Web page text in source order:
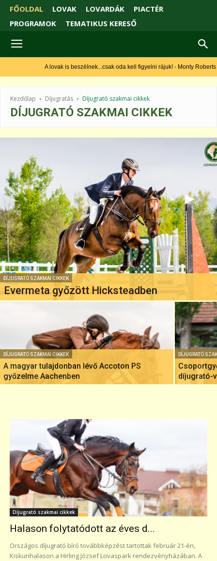
FŐOLDAL LOVAK LOVARDÁK
PIACTÉR
PROGRAMOK
TEMATIKUS KERESŐ
A lovak is beszélnek...csak oda kell figyelni rájuk! - Monty Roberts
Kezdőlap Díjugratás Díjugrató szakmai cikkek
DÍJUGRATÓ SZAKMAI CIKKEK
DÍJUGRATÓ SZAKMAI CIKKEK
Evermeta győzött Hicksteadben
DÍJUGRATÓ SZAKMAI CIKKEK
A magyar tulajdonban lévő Accoton PS
győzelme Aachenben
DÍJUGRATÓ
díjugrató-
Díjugrató szakmai cikkek
Halason folytatódott az éves d...
Országos díjugrató bíró továbbképzést tartottak február 21-én,
Kiskunhalason a Hirling József Lovaspark rendezvényházában. A